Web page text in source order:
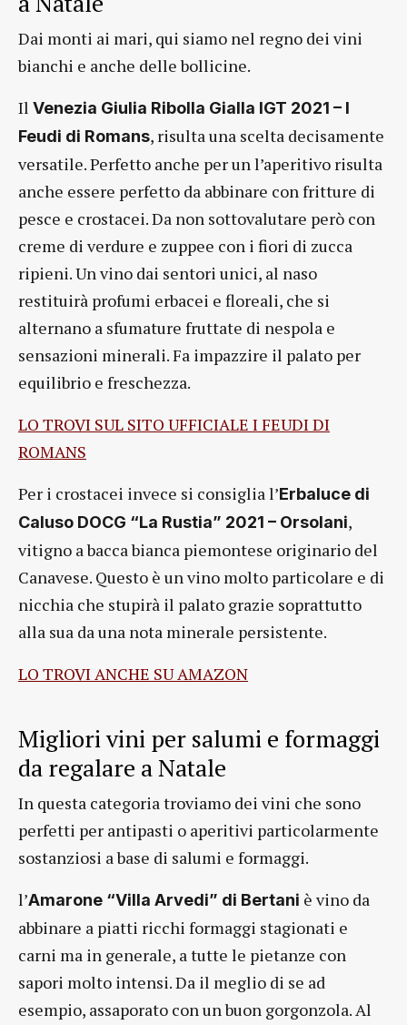
Dai monti ai mari, qui siamo nel regno dei vini
bianchi e anche delle bollicine.
Il Venezia Giulia Ribolla Gialla IGT 2021 – I
Feudi di Romans, risulta una scelta decisamente
versatile. Perfetto anche per un l’aperitivo risulta
anche essere perfetto da abbinare con fritture di
pesce e crostacei. Da non sottovalutare però con
creme di verdure e zuppee con i fiori di zucca
ripieni. Un vino dai sentori unici, al naso
restituirà profumi erbacei e floreali, che si
alternano a sfumature fruttate di nespola e
sensazioni minerali. Fa impazzire il palato per
equilibrio e freschezza.
LO TROVI SUL SITO UFFICIALE I FEUDI DI
ROMANS
Per i crostacei invece si consiglia l’Erbaluce di
Caluso DOCG “La Rustia” 2021 – Orsolani,
vitigno a bacca bianca piemontese originario del
Canavese. Questo è un vino molto particolare e di
nicchia che stupirà il palato grazie soprattutto
alla sua da una nota minerale persistente.
LO TROVI ANCHE SU AMAZON
Migliori vini per salumi e formaggi
da regalare a Natale
In questa categoria troviamo dei vini che sono
perfetti per antipasti o aperitivi particolarmente
sostanziosi a base di salumi e formaggi.
l’Amarone “Villa Arvedi” di Bertani è vino da
abbinare a piatti ricchi formaggi stagionati e
carni ma in generale, a tutte le pietanze con
sapori molto intensi. Da il meglio di se ad
esempio, assaporato con un buon gorgonzola. Al